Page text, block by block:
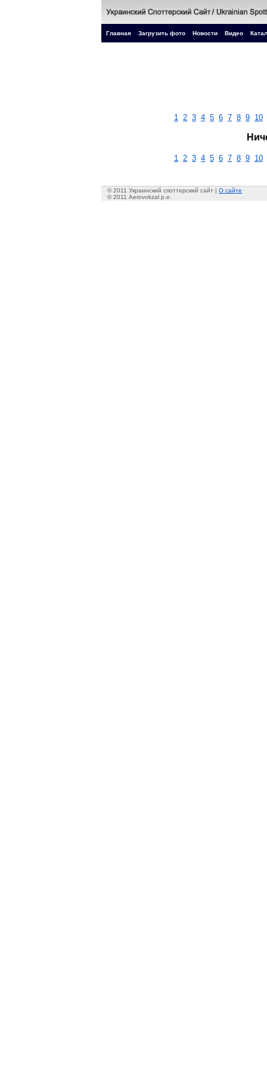
Главная Загрузить фото Новости Видео
1 2 3 4 5 6 7 8 9 10
1 2 3 4 5 6 7 8 9 10
© 2011 Украинский споттерский сайт | О сайте
© 2011 Aerovokzal p.e.